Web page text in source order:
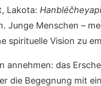
Lakota: Hanbléčheyapi
Junge Menschen –
spirituelle Vision zu
annehmen: das
die Begegnung mit